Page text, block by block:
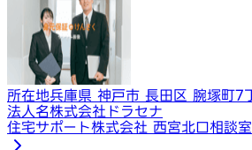
所在地兵庫県 神戸市 長田区 腕塚町7
法人名株式会社ドラセナ
住宅サポート株式会社 西宮北口相談室